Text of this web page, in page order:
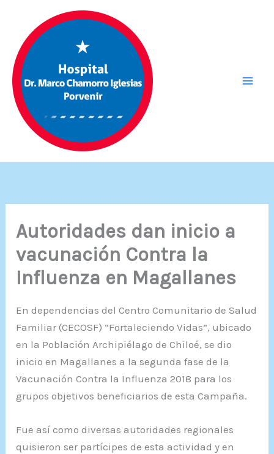
contenido
Autoridades dan inicio a
vacunación Contra la
Influenza en Magallanes
En dependencias del Centro Comunitario de Salud
Familiar (CECOSF) “Fortaleciendo Vidas”, ubicado
en la Población Archipiélago de Chiloé, se dio
inicio en Magallanes a la segunda fase de la
Vacunación Contra la Influenza 2018 para los
grupos objetivos beneficiarios de esta Campaña.
Fue así como diversas autoridades regionales
quisieron ser partícipes de esta actividad y en